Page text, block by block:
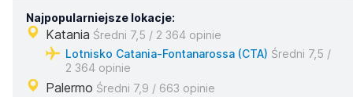
Najpopularniejsze lokacje:
Katania Średni 7,5 / 2 364 opinie
Lotnisko Catania-Fontanarossa (CTA) Średni 7,5 /
2 364 opinie
Palermo Średni 7,9 / 663 opinie